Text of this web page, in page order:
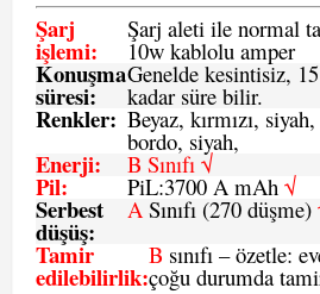
Şarj
işlemi:
Şarj aleti ile normal
10w kablolu amper
Konuşma
süresi:
Genelde kesintisiz,
kadar süre bilir.
Renkler: Beyaz, kırmızı,
bordo, siyah,
Enerji: B Sınıfı √
Pil: PiL:3700 A mAh √
Serbest
düşüş:
ASınıfı (270 düşme)
Tamir
edilebilirlik:
B sınıfı – özetle:
çoğu durumda